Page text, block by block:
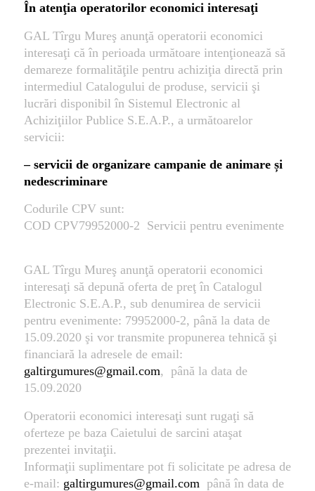
În atenţia operatorilor economici interesaţi
GAL Tîrgu Mureş anunţă operatorii economici
interesaţi că în perioada următoare intenţionează să
demareze formalităţile pentru achiziţia directă prin
intermediul Catalogului de produse, servicii şi
lucrări disponibil în Sistemul Electronic al
Achiziţiilor Publice S.E.A.P., a următoarelor
servicii:
–servicii de organizare campanie de animare și
nedescriminare
Codurile CPV sunt:
COD CPV79952000-2 Servicii pentru evenimente
GAL Tîrgu Mureş anunţă operatorii economici
interesaţi să depună oferta de preţ în Catalogul
Electronic S.E.A.P., sub denumirea de servicii
pentru evenimente: 79952000-2, până la data de
15.09.2020 şi vor transmite propunerea tehnică şi
financiară la adresele de email:
galtirgumures@gmail.com, până la data de
15.09.2020
Operatorii economici interesaţi sunt rugaţi să
oferteze pe baza Caietului de sarcini ataşat
prezentei invitaţii.
Informaţii suplimentare pot fi solicitate pe adresa de
e-mail: galtirgumures@gmail.com până în data de